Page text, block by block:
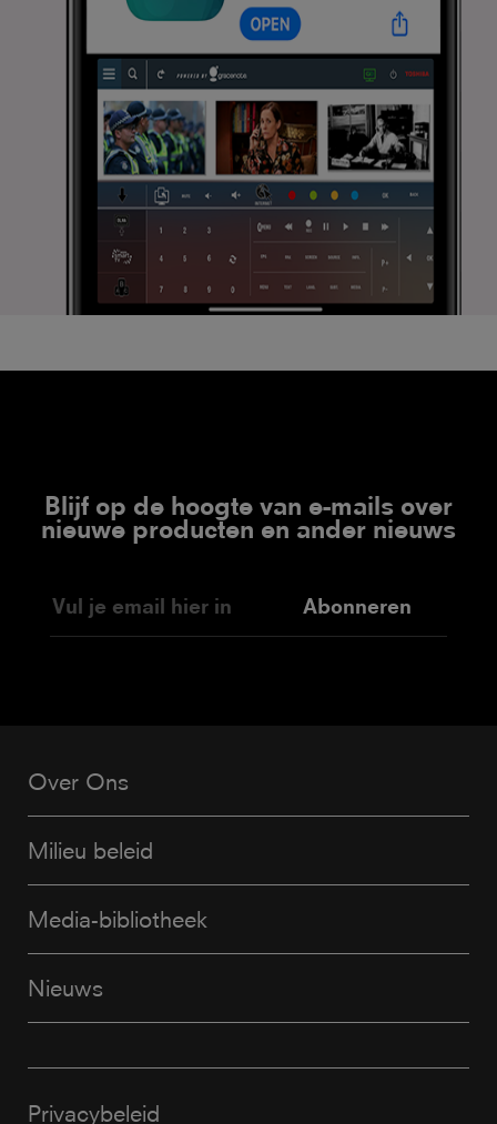
Blijf op de hoogte van e-mails over
nieuwe producten en ander nieuws
Abonneren
Over Ons
Milieu beleid
Media-bibliotheek
Nieuws
Privacybeleid